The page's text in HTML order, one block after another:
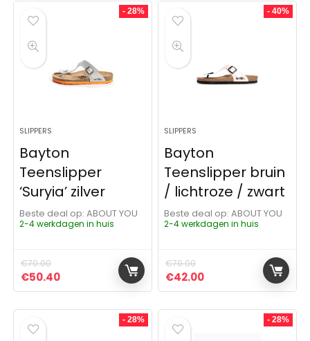
- 28%
SLIPPERS
Bayton
Teenslipper
‘Suryia’ zilver
Beste deal op:
ABOUT YOU
2-4 werkdagen in huis
€70.00
Oorspronkelijke prijs was: €70.00.
€50.40Huidige prijs is: €50.40.
- 40%
SLIPPERS
Bayton
Teenslipper bruin
/ lichtroze / zwart
Beste deal op:
ABOUT YOU
2-4 werkdagen in huis
€70.00
Oorspronkelijke prijs was:
€42.00Huidige prijs is:
- 28% - 28%